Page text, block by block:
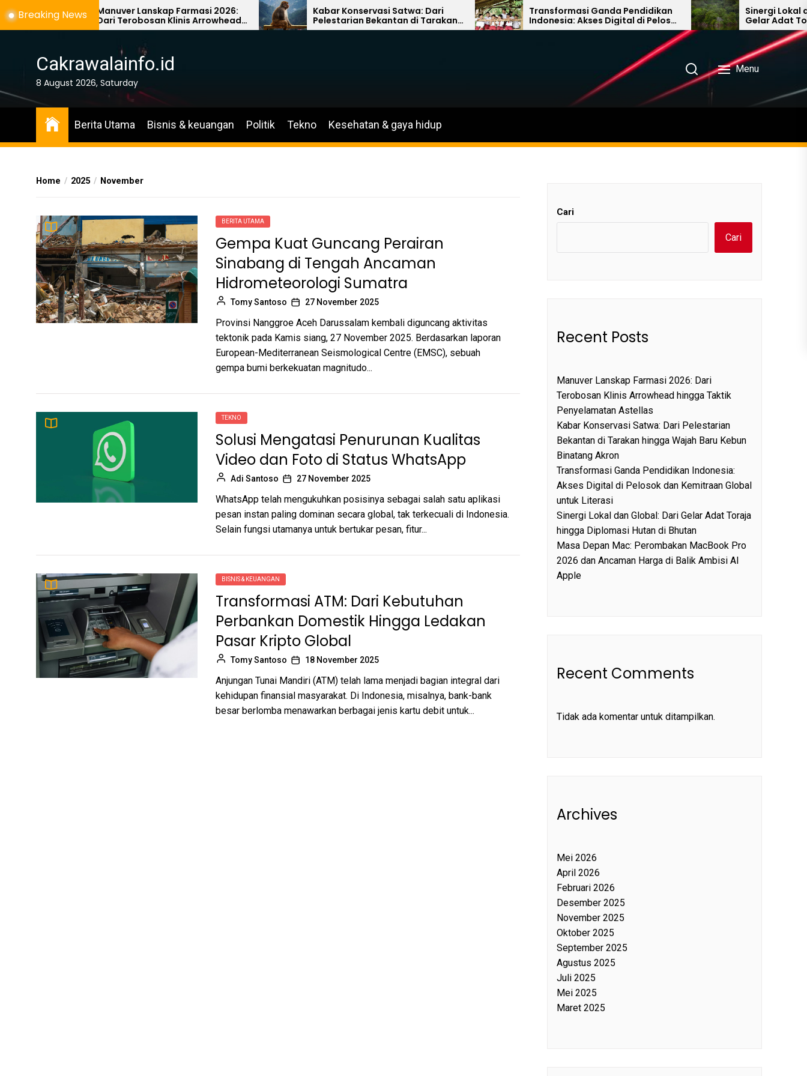
Skip
to
Breaking NewsManuver Lanskap Farmasi 2026:
Dari Terobosan Klinis Arrowhead
hingga Taktik Penyelamatan
Kabar Konservasi Satwa: Dari
Pelestarian Bekantan di Tarakan
hingga Wajah Baru Kebun
Transformasi Ganda Pendidikan
Indonesia: Akses Digital di Pelosok
dan Kemitraan Global untuk
Sinergi Lokal dan
Gelar Adat Toraja
Diplomasi Hutan di
Cakrawalainfo.id
8 August 2026, Saturday
Menu
Berita Utama Bisnis & keuangan Politik Tekno Kesehatan & gaya hidup
Home 2025 November
BERITA UTAMA
Gempa Kuat Guncang Perairan
Sinabang di Tengah Ancaman
Hidrometeorologi Sumatra
Tomy Santoso 27 November 2025
Provinsi Nanggroe Aceh Darussalam kembali diguncang aktivitas
tektonik pada Kamis siang, 27 November 2025. Berdasarkan laporan
European-Mediterranean Seismological Centre (EMSC), sebuah
gempa bumi berkekuatan magnitudo...
TEKNO
Solusi Mengatasi Penurunan Kualitas
Video dan Foto di Status WhatsApp
Adi Santoso 27 November 2025
WhatsApp telah mengukuhkan posisinya sebagai salah satu aplikasi
pesan instan paling dominan secara global, tak terkecuali di Indonesia.
Selain fungsi utamanya untuk bertukar pesan, fitur...
BISNIS & KEUANGAN
Transformasi ATM: Dari Kebutuhan
Perbankan Domestik Hingga Ledakan
Pasar Kripto Global
Tomy Santoso 18 November 2025
Anjungan Tunai Mandiri (ATM) telah lama menjadi bagian integral dari
kehidupan finansial masyarakat. Di Indonesia, misalnya, bank-bank
besar berlomba menawarkan berbagai jenis kartu debit untuk...
Cari
Cari
Recent Posts
Manuver Lanskap Farmasi 2026: Dari
Terobosan Klinis Arrowhead hingga Taktik
Penyelamatan Astellas
Kabar Konservasi Satwa: Dari Pelestarian
Bekantan di Tarakan hingga Wajah Baru Kebun
Binatang Akron
Transformasi Ganda Pendidikan Indonesia:
Akses Digital di Pelosok dan Kemitraan Global
untuk Literasi
Sinergi Lokal dan Global: Dari Gelar Adat Toraja
hingga Diplomasi Hutan di Bhutan
Masa Depan Mac: Perombakan MacBook Pro
2026 dan Ancaman Harga di Balik Ambisi AI
Apple
Recent Comments
Tidak ada komentar untuk ditampilkan.
Archives
Mei 2026
April 2026
Februari 2026
Desember 2025
November 2025
Oktober 2025
September 2025
Agustus 2025
Juli 2025
Mei 2025
Maret 2025